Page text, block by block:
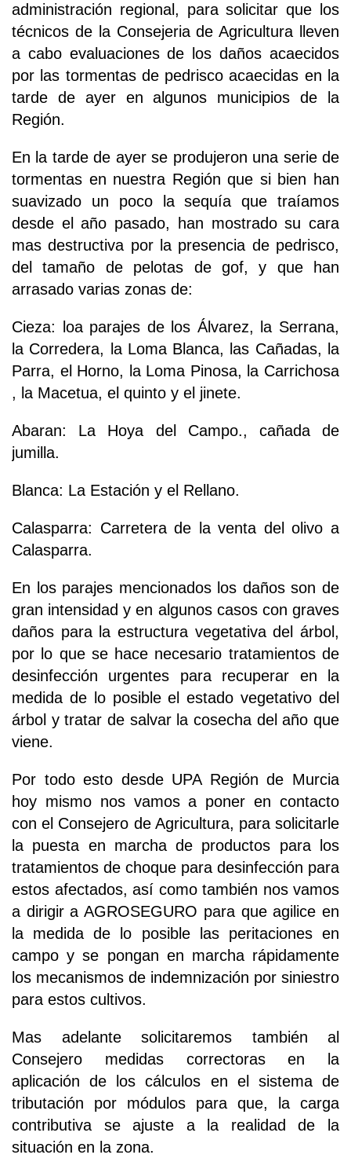
administración regional, para solicitar que los
técnicos de la Consejeria de Agricultura lleven
a cabo evaluaciones de los daños acaecidos
por las tormentas de pedrisco acaecidas en la
tarde de ayer en algunos municipios de la
Región.
En la tarde de ayer se produjeron una serie de
tormentas en nuestra Región que si bien han
suavizado un poco la sequía que traíamos
desde el año pasado, han mostrado su cara
mas destructiva por la presencia de pedrisco,
del tamaño de pelotas de gof, y que han
arrasado varias zonas de:
Cieza: loa parajes de los Álvarez, la Serrana,
la Corredera, la Loma Blanca, las Cañadas, la
Parra, el Horno, la Loma Pinosa, la Carrichosa
, la Macetua, el quinto y el jinete.
Abaran: La Hoya del Campo., cañada de
jumilla.
Blanca: La Estación y el Rellano.
Calasparra: Carretera de la venta del olivo a
Calasparra.
En los parajes mencionados los daños son de
gran intensidad y en algunos casos con graves
daños para la estructura vegetativa del árbol,
por lo que se hace necesario tratamientos de
desinfección urgentes para recuperar en la
medida de lo posible el estado vegetativo del
árbol y tratar de salvar la cosecha del año que
viene.
Por todo esto desde UPA Región de Murcia
hoy mismo nos vamos a poner en contacto
con el Consejero de Agricultura, para solicitarle
la puesta en marcha de productos para los
tratamientos de choque para desinfección para
estos afectados, así como también nos vamos
a dirigir a AGROSEGURO para que agilice en
la medida de lo posible las peritaciones en
campo y se pongan en marcha rápidamente
los mecanismos de indemnización por siniestro
para estos cultivos.
Mas adelante solicitaremos también al
Consejero medidas correctoras en la
aplicación de los cálculos en el sistema de
tributación por módulos para que, la carga
contributiva se ajuste a la realidad de la
situación en la zona.